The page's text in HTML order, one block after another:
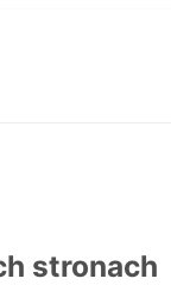
stronach